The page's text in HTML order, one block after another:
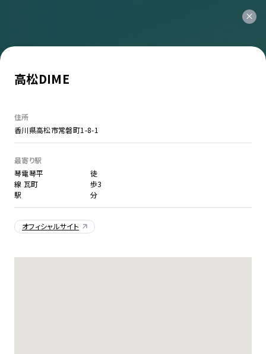
高松DIME
住所
香川県高松市常磐町1-8-1
最寄り駅
琴電琴平
線 瓦町
駅
徒
歩3
分
オフィシャルサイト